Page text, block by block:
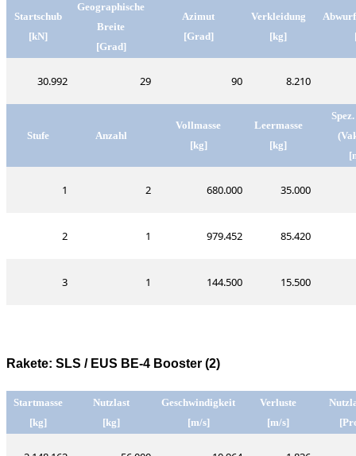
Startschub
[kN]
Geographische
Breite
[Grad]
Azimut
[Grad]
Verkleidung
[kg]
30.992 29 90 8.210
Stufe Anzahl
Vollmasse
[kg]
Leermasse
[kg]
1 2 680.000 35.000
2 1 979.452 85.420
3 1 144.500 15.500
Rakete: SLS / EUS BE-4 Booster (2)
Startmasse
[kg]
Nutzlast
[kg]
Geschwindigkeit
[m/s]
Verluste
[m/s]